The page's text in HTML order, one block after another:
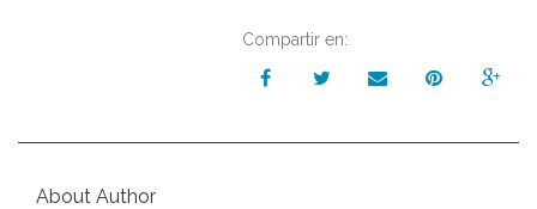
Compartir en:
About Author